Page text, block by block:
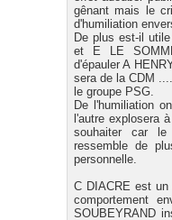
gênant mais le
d'humiliation
De plus est-il
et E LE
d'épauler A
sera de la CDM
le groupe PSG.
De l'humiliation
l'autre explosera
souhaiter car le
ressemble de
personnelle.
C DIACRE est
comportement
SOUBEYRAND